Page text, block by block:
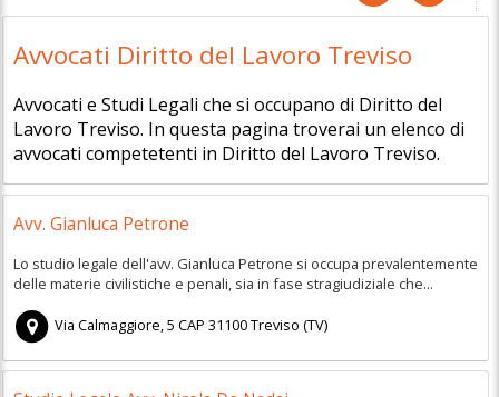
Avvocati Diritto del Lavoro Treviso
Avvocati e Studi Legali che si occupano di Diritto del
Lavoro Treviso. In questa pagina troverai un elenco di
avvocati competetenti in Diritto del Lavoro Treviso.
Avv. Gianluca Petrone
Lo studio legale dell'avv. Gianluca Petrone si occupa prevalentemente
delle materie civilistiche e penali, sia in fase stragiudiziale che...
Via Calmaggiore, 5 CAP31100Treviso (TV)